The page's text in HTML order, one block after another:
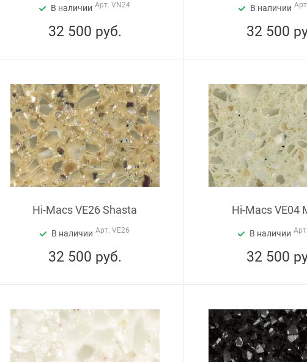
В наличии Арт.VN24
32 500 руб.
В наличии
32 500
Hi-Macs VE26 Shasta
В наличии Арт.VE26
32 500 руб.
Hi-Macs VE04
В наличии
32 500